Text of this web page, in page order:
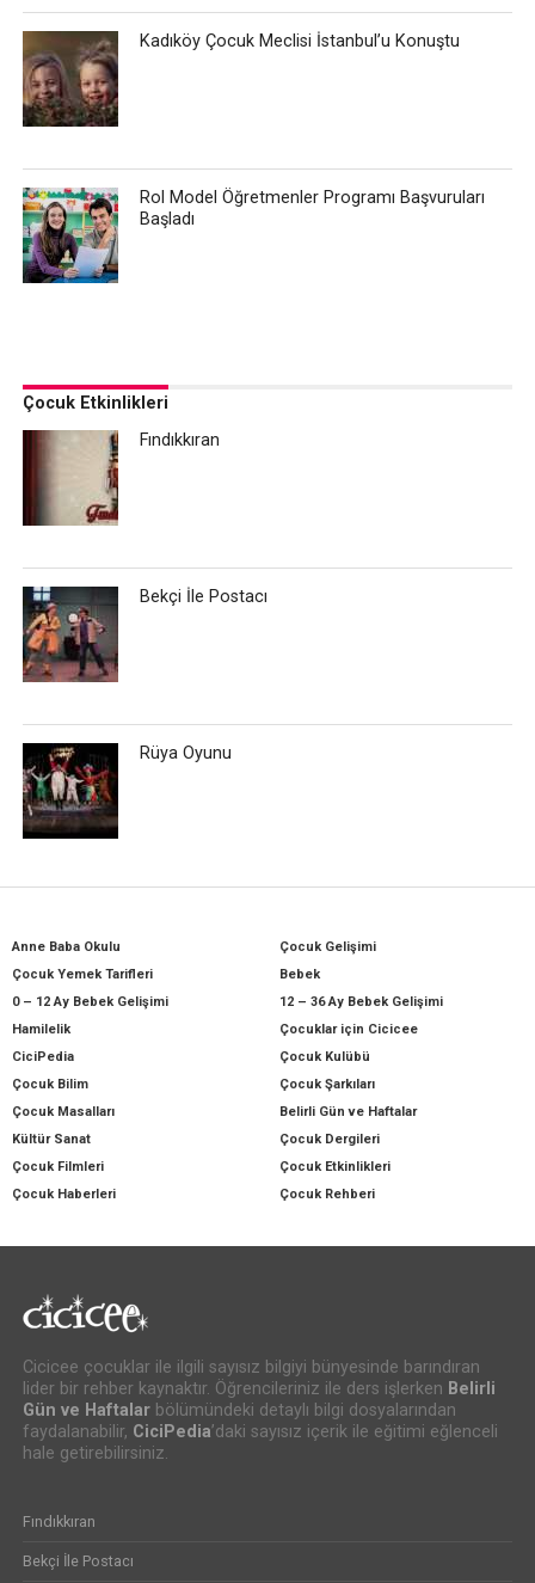
Kadıköy Çocuk Meclisi İstanbul’u Konuştu
Rol Model Öğretmenler Programı Başvuruları
Başladı
Çocuk Etkinlikleri
Fındıkkıran
Bekçi İle Postacı
Rüya Oyunu
Anne Baba Okulu
Çocuk Gelişimi
Çocuk Yemek Tarifleri
Bebek
0 – 12 Ay Bebek Gelişimi
12 – 36 Ay Bebek Gelişimi
Hamilelik
Çocuklar için Cicicee
CiciPedia
Çocuk Kulübü
Çocuk Bilim
Çocuk Şarkıları
Çocuk Masalları
Belirli Gün ve Haftalar
Kültür Sanat
Çocuk Dergileri
Çocuk Filmleri
Çocuk Etkinlikleri
Çocuk Haberleri
Çocuk Rehberi
Cicicee çocuklar ile ilgili sayısız bilgiyi bünyesinde barındıran
lider bir rehber kaynaktır. Öğrencileriniz ile ders işlerken Belirli
Gün ve Haftalarbölümündeki detaylı bilgi dosyalarından
faydalanabilir, CiciPedia’daki sayısız içerik ile eğitimi eğlenceli
hale getirebilirsiniz.
Fındıkkıran
Bekçi İle Postacı